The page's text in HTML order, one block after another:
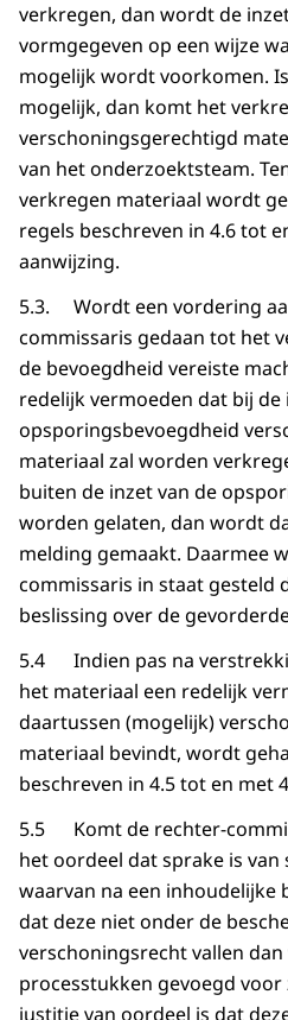
verkregen, dan wordt de
vormgegeven op een wijze
mogelijk wordt voorkomen.
mogelijk, dan komt het
verschoningsgerechtigd
van het onderzoektsteam.
verkregen materiaal wordt
regels beschreven in 4.6 tot
aanwijzing.
5.3. Wordt een vordering
commissaris gedaan tot het
de bevoegdheid vereiste
redelijk vermoeden dat bij de
opsporingsbevoegdheid
materiaal zal worden
buiten de inzet van de
worden gelaten, dan wordt
melding gemaakt. Daarmee
commissaris in staat gesteld
beslissing over de
5.4 Indien pas na
het materiaal een redelijk
daartussen (mogelijk)
materiaal bevindt, wordt
beschreven in 4.5 tot en met
5.5 Komt de rechter-
het oordeel dat sprake is
waarvan na een inhoudelijke
dat deze niet onder de
verschoningsrecht vallen
processtukken gevoegd
justitie van oordeel is dat